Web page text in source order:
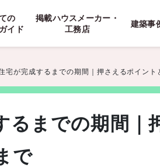
の
イド
掲載ハウスメーカー・
工務店
建築事
宅が完成するまでの期間｜押さえるポイント
るまでの期間｜
で